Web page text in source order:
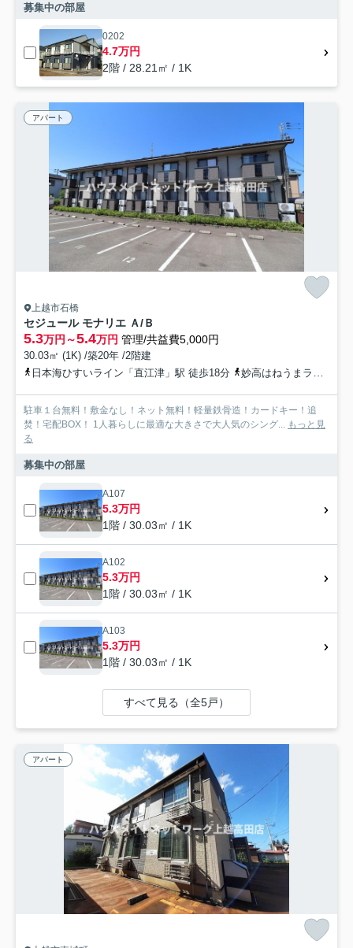
募集中の部屋
0202
4.7万円
2階 / 28.21㎡ / 1K
アパート
上越市石橋
セジュール モナリエ Ａ/Ｂ
5.3万円～5.4万円 管理/共益費5,000円
30.03㎡ (1K) /築20年 /2階建
日本海ひすいライン「直江津」駅 徒歩18分
妙高はねうまライン「直江津」駅 徒歩18分
駐車１台無料！敷金なし！ネット無料！軽量鉄骨造！カードキー！追
焚！宅配BOX！ 1人暮らしに最適な大きさで大人気のシング... もっと見
る
募集中の部屋
A107
5.3万円
1階 / 30.03㎡ / 1K
A102
5.3万円
1階 / 30.03㎡ / 1K
A103
5.3万円
1階 / 30.03㎡ / 1K
すべて見る（全5戸）
アパート